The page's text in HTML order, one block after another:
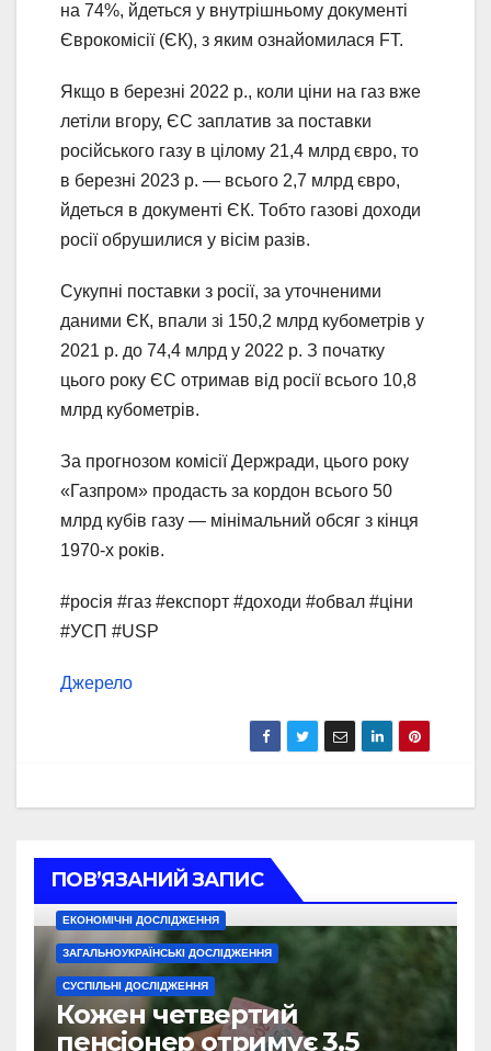
на 74%, йдеться у внутрішньому документі
Єврокомісії (ЄК), з яким ознайомилася FT.
Якщо в березні 2022 р., коли ціни на газ вже
летіли вгору, ЄС заплатив за поставки
російського газу в цілому 21,4 млрд євро, то
в березні 2023 р. — всього 2,7 млрд євро,
йдеться в документі ЄК. Тобто газові доходи
росії обрушилися у вісім разів.
Сукупні поставки з росії, за уточненими
даними ЄК, впали зі 150,2 млрд кубометрів у
2021 р. до 74,4 млрд у 2022 р. З початку
цього року ЄС отримав від росії всього 10,8
млрд кубометрів.
За прогнозом комісії Держради, цього року
«Газпром» продасть за кордон всього 50
млрд кубів газу — мінімальний обсяг з кінця
1970-х років.
#росія #газ #експорт #доходи #обвал #ціни
#УСП #USP
Джерело
ПОВ’ЯЗАНИЙ ЗАПИС
ЕКОНОМІЧНІ ДОСЛІДЖЕННЯ
ЗАГАЛЬНОУКРАЇНСЬКІ ДОСЛІДЖЕННЯ
СУСПІЛЬНІ ДОСЛІДЖЕННЯ
Кожен четвертий
пенсіонер отримує 3,5